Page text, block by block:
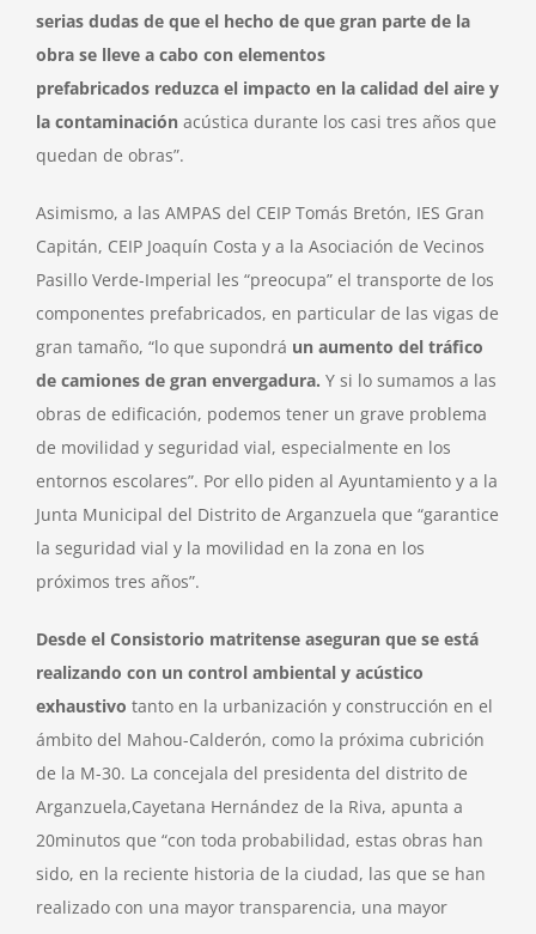
serias dudas de que el hecho de que gran parte de la
obra se lleve a cabo con elementos
prefabricados reduzca el impacto en la calidad del aire y
la contaminación acústica durante los casi tres años que
quedan de obras”.
Asimismo, a las AMPAS del CEIP Tomás Bretón, IES Gran
Capitán, CEIP Joaquín Costa y a la Asociación de Vecinos
Pasillo Verde-Imperial les “preocupa” el transporte de los
componentes prefabricados, en particular de las vigas de
gran tamaño, “lo que supondrá un aumento del tráfico
de camiones de gran envergadura. Y si lo sumamos a las
obras de edificación, podemos tener un grave problema
de movilidad y seguridad vial, especialmente en los
entornos escolares”. Por ello piden al Ayuntamiento y a la
Junta Municipal del Distrito de Arganzuela que “garantice
la seguridad vial y la movilidad en la zona en los
próximos tres años”.
Desde el Consistorio matritense aseguran que se está
realizando con un control ambiental y acústico
exhaustivo tanto en la urbanización y construcción en el
ámbito del Mahou-Calderón, como la próxima cubrición
de la M-30. La concejala del presidenta del distrito de
Arganzuela,Cayetana Hernández de la Riva, apunta a
20minutos que “con toda probabilidad, estas obras han
sido, en la reciente historia de la ciudad, las que se han
realizado con una mayor transparencia, una mayor